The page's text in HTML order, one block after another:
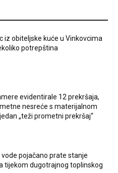
iz obiteljske kuće u Vinkovcima
potrepština
evidentirale 12 prekršaja,
nesreće s materijalnom
„teži prometni prekršaj“
vode pojačano prate stanje
tijekom dugotrajnog toplinskog